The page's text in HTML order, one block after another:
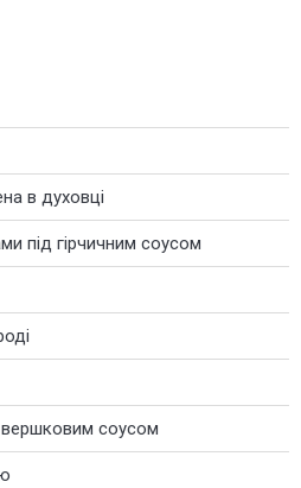
в духовці
під гірчичним соусом
соусом